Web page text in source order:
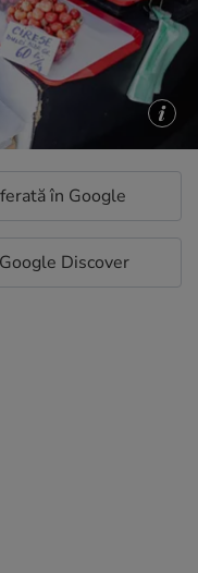
în Google
Discover